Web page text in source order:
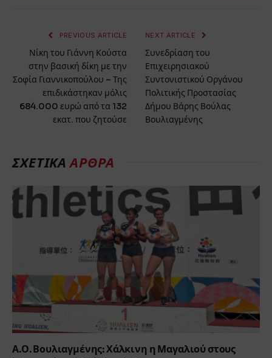
PREVIOUS ARTICLE
Νίκη του Γιάννη Κούστα
στην βασική δίκη με την
Σοφία Γιαννικοπούλου – Της
επιδικάστηκαν μόλις
684.000 ευρώ από τα 132
εκατ. που ζητούσε
NEXT ARTICLE
Συνεδρίαση του
Επιχειρησιακού
Συντονιστικού Οργάνου
Πολιτικής Προστασίας
Δήμου Βάρης Βούλας
Βουλιαγμένης
ΣΧΕΤΙΚΆΆΡΘΡΑ
Α.Ο. Βουλιαγμένης: Χάλκινη η Μαγαλιού στους